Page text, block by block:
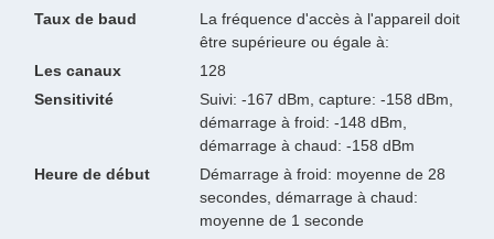
Taux de baud
La fréquence d'accès à l'appareil doit
être supérieure ou égale à:
Les canaux
128
Sensitivité
Suivi: -167 dBm, capture: -158 dBm,
démarrage à froid: -148 dBm,
démarrage à chaud: -158 dBm
Heure de début
Démarrage à froid: moyenne de 28
secondes, démarrage à chaud:
moyenne de 1 seconde